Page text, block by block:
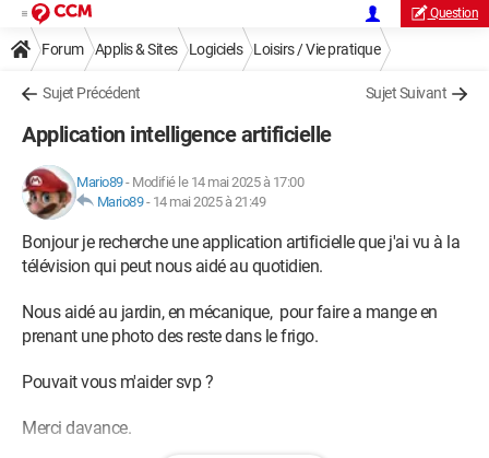
Question
Forum Applis & Sites Logiciels Loisirs / Vie pratique
Sujet Précédent Sujet Suivant
Application intelligence artificielle
Mario89- Modifié le 14 mai 2025 à 17:00
Mario89- 14 mai 2025 à 21:49
Bonjour je recherche une application artificielle que j'ai vu à la
télévision qui peut nous aidé au quotidien.
Nous aidé au jardin, en mécanique, pour faire a mange en
prenant une photo des reste dans le frigo.
Pouvait vous m'aider svp ?
Merci davance.